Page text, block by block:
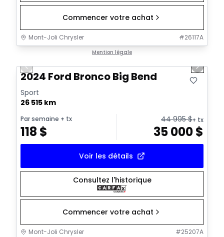
Commencer votre achat
Mont-Joli Chrysler #26117A
Mention légale
Previous slide Next
2024 Ford Bronco Big Bend
Sport
26 515 km
Par semaine + tx
118 $
44 995$+ tx
35 000$
Voir les détails
Consultez l'historique
Commencer votre achat
Mont-Joli Chrysler #25207A